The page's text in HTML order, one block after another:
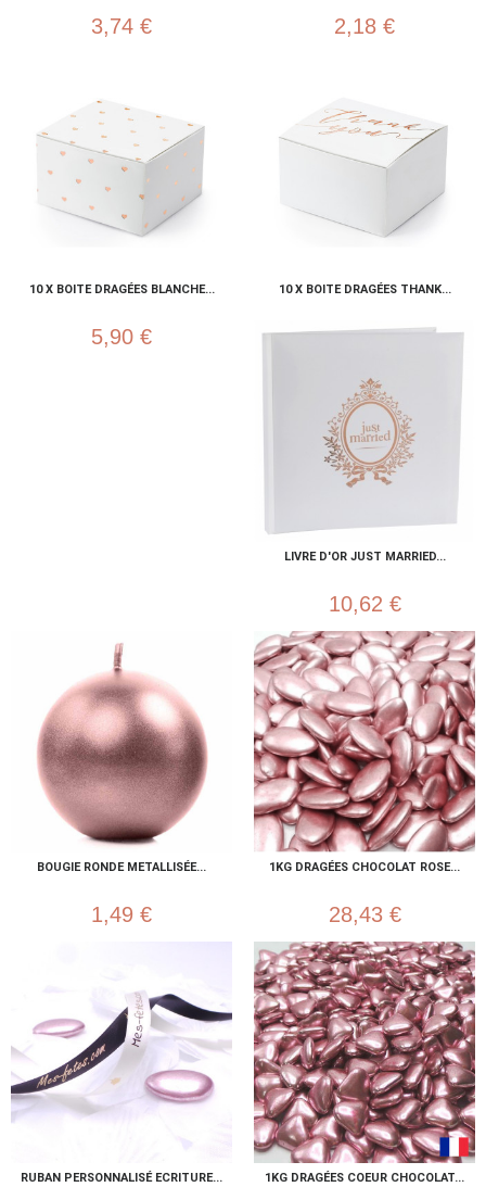
3,74 € 2,18 €
10 X BOITE DRAGÉES BLANCHE...
5,90 €
10 X BOITE DRAGÉES THANK...
LIVRE D'OR JUST MARRIED...
10,62 €
BOUGIE RONDE METALLISÉE...
1,49 €
1KG DRAGÉES CHOCOLAT ROSE...
28,43 €
RUBAN PERSONNALISÉ ECRITURE... 1KG DRAGÉES COEUR CHOCOLAT...